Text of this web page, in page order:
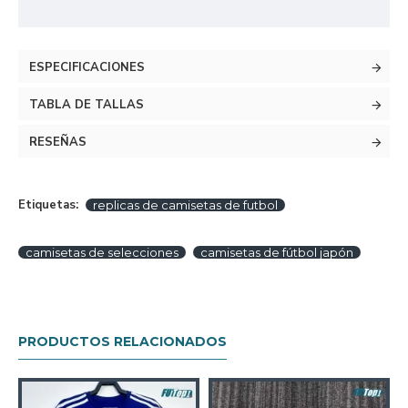
ESPECIFICACIONES
TABLA DE TALLAS
RESEÑAS
Etiquetas: replicas de camisetas de futbol
camisetas de selecciones camisetas de fútbol japón
PRODUCTOS RELACIONADOS